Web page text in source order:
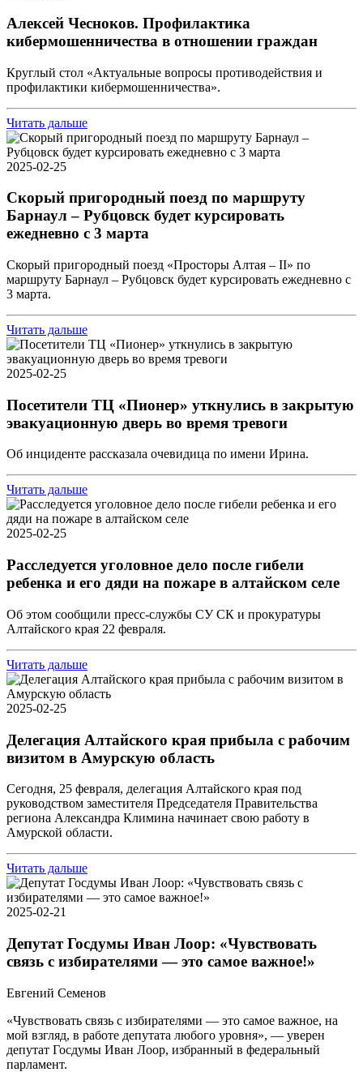
Алексей Чесноков. Профилактика
кибермошенничества в отношении граждан
Круглый стол «Актуальные вопросы противодействия и
профилактики кибермошенничества».
Читать дальше
2025-02-25
Скорый пригородный поезд по маршруту
Барнаул – Рубцовск будет курсировать
ежедневно с 3 марта
Скорый пригородный поезд «Просторы Алтая – II» по
маршруту Барнаул – Рубцовск будет курсировать ежедневно с
3 марта.
Читать дальше
2025-02-25
Посетители ТЦ «Пионер» уткнулись в закрытую
эвакуационную дверь во время тревоги
Об инциденте рассказала очевидица по имени Ирина.
Читать дальше
2025-02-25
Расследуется уголовное дело после гибели
ребенка и его дяди на пожаре в алтайском селе
Об этом сообщили пресс-службы СУ СК и прокуратуры
Алтайского края 22 февраля.
Читать дальше
2025-02-25
Делегация Алтайского края прибыла с рабочим
визитом в Амурскую область
Сегодня, 25 февраля, делегация Алтайского края под
руководством заместителя Председателя Правительства
региона Александра Климина начинает свою работу в
Амурской области.
Читать дальше
2025-02-21
Депутат Госдумы Иван Лоор: «Чувствовать
связь с избирателями — это самое важное!»
Евгений Семенов
«Чувствовать связь с избирателями — это самое важное, на
мой взгляд, в работе депутата любого уровня», — уверен
депутат Госдумы Иван Лоор, избранный в федеральный
парламент.